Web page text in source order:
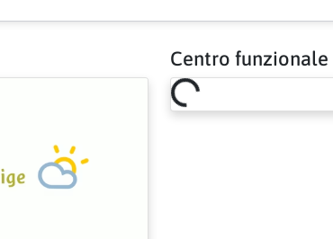
Centro
Loading risk